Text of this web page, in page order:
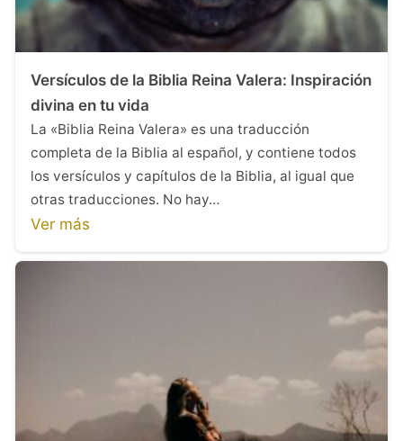
Versículos de la Biblia Reina Valera: Inspiración
divina en tu vida
La «Biblia Reina Valera» es una traducción
completa de la Biblia al español, y contiene todos
los versículos y capítulos de la Biblia, al igual que
otras traducciones. No hay…
Ver más